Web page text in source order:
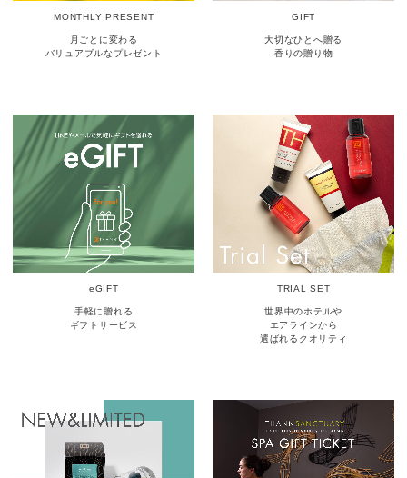
MONTHLY PRESENT
月ごとに変わる
バリュアブルなプレゼント
GIFT
大切なひとへ贈る
香りの贈り物
eGIFT
手軽に贈れる
ギフトサービス
TRIAL SET
世界中のホテルや
エアラインから
選ばれるクオリティ